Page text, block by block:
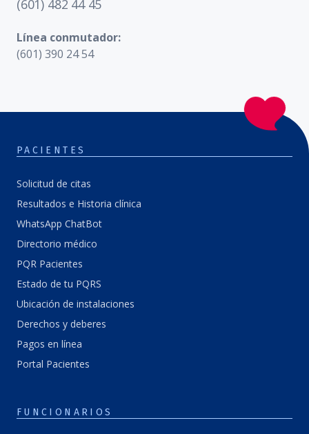
(601) 482 44 45
Línea conmutador:
(601) 390 24 54
PACIENTES
Solicitud de citas
Resultados e Historia clínica
WhatsApp ChatBot
Directorio médico
PQR Pacientes
Estado de tu PQRS
Ubicación de instalaciones
Derechos y deberes
Pagos en línea
Portal Pacientes
FUNCIONARIOS